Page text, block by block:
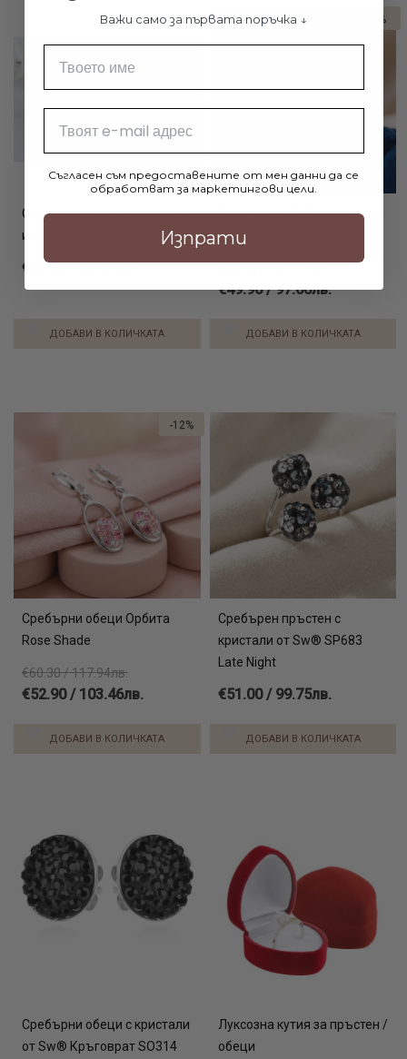
Сребърни обеци с кристали
и опал 7356
€42.90 / 83.91лв.
ДОБАВИ В КОЛИЧКАТА
Silver ring with Crystals From
Sw® SP707 Silver Shade
€49.90 / 97.60лв.
ДОБАВИ В КОЛИЧКАТА
-9%
Сребърни обеци Орбита
Rose Shade
€60.30 / 117.94лв.
€52.90 / 103.46лв.
ДОБАВИ В КОЛИЧКАТА
-12%
Сребърен пръстен с
кристали от Sw® SP683
Late Night
€51.00 / 99.75лв.
ДОБАВИ В КОЛИЧКАТА
Сребърни обеци с кристали
от Sw® Кръговрат SO314
Луксозна кутия за пръстен /
обеци
Важи само за първата поръчка ↓
Съгласен съм предоставените от мен данни да се
обработват за маркетингови цели.
Изпрати